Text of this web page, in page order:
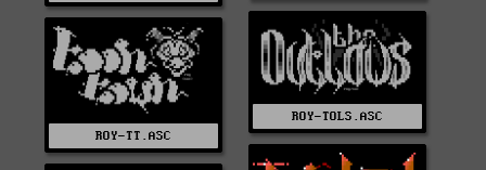
ROY-TOLS.ASC
ROY-TT.ASC